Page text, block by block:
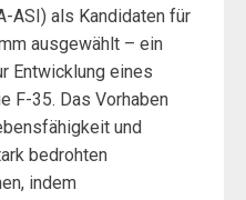
ASI) als Kandidaten für
ausgewählt – ein
Entwicklung eines
F-35. Das Vorhaben
und
bedrohten
indem